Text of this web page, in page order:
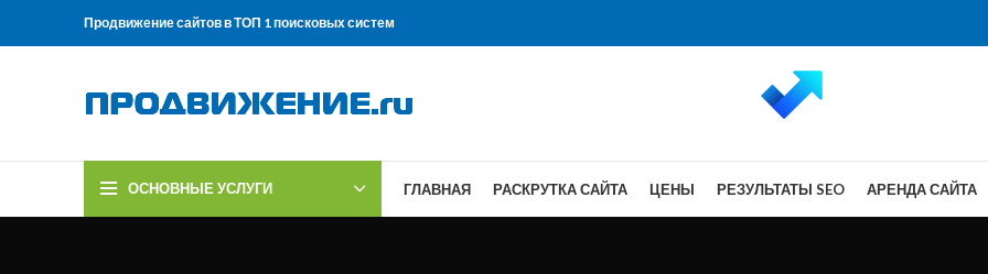
Продвижение сайтов в ТОП 1 поисковых систем
ОСНОВНЫЕ УСЛУГИ ГЛАВНАЯ РАСКРУТКА САЙТА ЦЕНЫ РЕЗУЛЬТАТЫ SEO АРЕНДА САЙТА